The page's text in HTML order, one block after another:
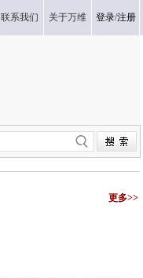
联系我们 关于万维 登录/注册
更多>>